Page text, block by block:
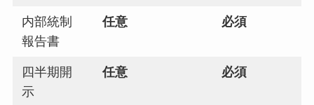
内部統制
報告書
任意 必須
四半期開
示
任意 必須